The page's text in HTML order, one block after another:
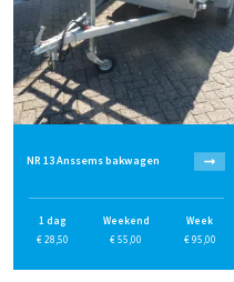
NR 13 Anssems bakwagen
1 dag
€28,50
Weekend
€55,00
Week
€95,00